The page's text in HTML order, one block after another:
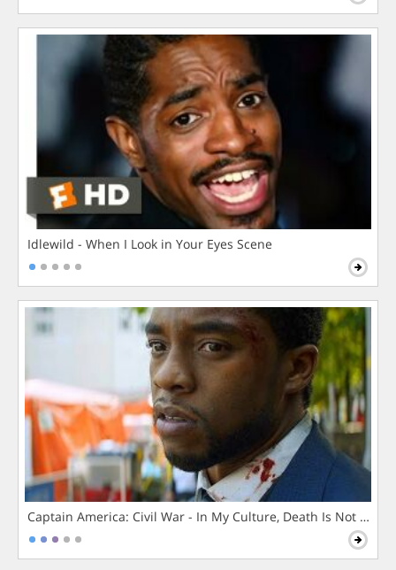
Idlewild - When I Look in Your Eyes Scene
Captain America: Civil War - In My Culture, Death Is Not The